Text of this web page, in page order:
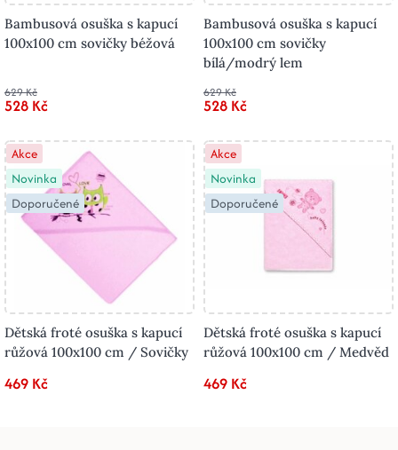
Bambusová osuška s kapucí
100x100 cm sovičky béžová
629 Kč
528 Kč
Bambusová osuška s kapucí
100x100 cm sovičky
bílá/modrý lem
629 Kč
528 Kč
Akce
Novinka
Doporučené
Dětská froté osuška s kapucí
růžová 100x100 cm / Sovičky
469 Kč
Akce
Novinka
Doporučené
Dětská froté osuška s kapucí
růžová 100x100 cm / Medvěd
469 Kč